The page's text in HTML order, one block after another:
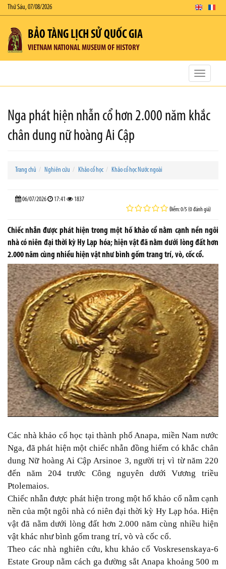
Thứ Sáu, 07/08/2026
BẢO TÀNG LỊCH SỬ QUỐC GIA
VIETNAM NATIONAL MUSEUM OF HISTORY
Toggle
Nga phát hiện nhẫn cổ hơn 2.000 năm khắc
chân dung nữ hoàng Ai Cập
Trang chủ Nghiên cứu Khảo cổ học Khảo cổ học Nước ngoài
06/07/2026 17:41 1837
Điểm: 0/5 (0 đánh giá)
Chiếc nhẫn được phát hiện trong một hố khảo cổ nằm cạnh nền ngôi
nhà có niên đại thời kỳ Hy Lạp hóa; hiện vật đã nằm dưới lòng đất hơn
2.000 năm cùng nhiều hiện vật như bình gốm trang trí, vò, cốc cổ.
Các nhà khảo cổ học tại thành phố Anapa, miền Nam nước
Nga, đã phát hiện một chiếc nhẫn đồng hiếm có khắc chân
dung Nữ hoàng Ai Cập Arsinoe 3, người trị vì từ năm 220
đến năm 204 trước Công nguyên dưới Vương triều
Ptolemaios.
Chiếc nhẫn được phát hiện trong một hố khảo cổ nằm cạnh
nền của một ngôi nhà có niên đại thời kỳ Hy Lạp hóa. Hiện
vật đã nằm dưới lòng đất hơn 2.000 năm cùng nhiều hiện
vật khác như bình gốm trang trí, vò và cốc cổ.
Theo các nhà nghiên cứu, khu khảo cổ Voskresenskaya-6
Estate Group nằm cách ga đường sắt Anapa khoảng 500 m